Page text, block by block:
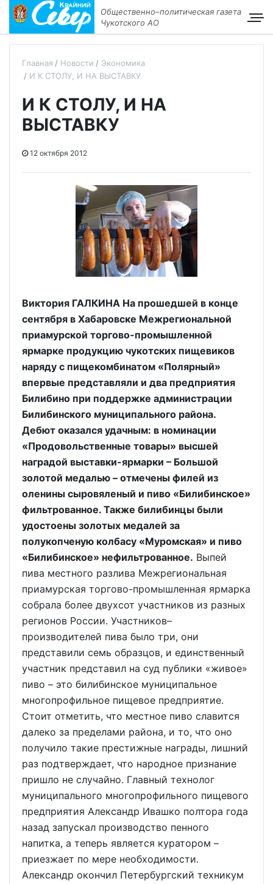
Общественно–политическая газета
Чукотского АО
Главная Новости
Экономика
И К СТОЛУ, И НА ВЫСТАВКУ
И К СТОЛУ, И НА
ВЫСТАВКУ
12 октября 2012
Виктория ГАЛКИНА На прошедшей в конце
сентября в Хабаровске Межрегиональной
приамурской торгово-промышленной
ярмарке продукцию чукотских пищевиков
наряду с пищекомбинатом «Полярный»
впервые представляли и два предприятия
Билибино при поддержке администрации
Билибинского муниципального района.
Дебют оказался удачным: в номинации
«Продовольственные товары» высшей
наградой выставки-ярмарки – Большой
золотой медалью – отмечены филей из
оленины сыровяленый и пиво «Билибинское»
фильтрованное. Также билибинцы были
удостоены золотых медалей за
полукопченую колбасу «Муромская» и пиво
«Билибинское» нефильтрованное. Выпей
пива местного разлива Межрегиональная
приамурская торгово-промышленная ярмарка
собрала более двухсот участников из разных
регионов России. Участников–
производителей пива было три, они
представили семь образцов, и единственный
участник представил на суд публики «живое»
пиво – это билибинское муниципальное
многопрофильное пищевое предприятие.
Стоит отметить, что местное пиво славится
далеко за пределами района, и то, что оно
получило такие престижные награды, лишний
раз подтверждает, что народное признание
пришло не случайно. Главный технолог
муниципального многопрофильного пищевого
предприятия Александр Ивашко полтора года
назад запускал производство пенного
напитка, а теперь является куратором –
приезжает по мере необходимости.
Александр окончил Петербургский техникум